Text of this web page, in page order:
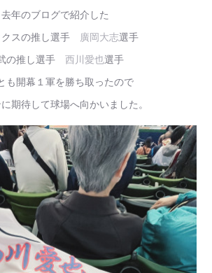
去年のブログで紹介した
スの推し選手 廣岡大志選手
の推し選手 西川愛也選手
も開幕１軍を勝ち取ったので
期待して球場へ向かいました。